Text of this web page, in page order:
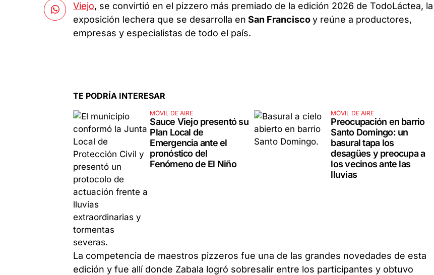
Viejo, se convirtió en el pizzero más premiado de la edición 2026 de TodoLáctea, la
exposición lechera que se desarrolla en San Franciscoy reúne a productores,
empresas y especialistas de todo el país.
TE PODRÍA INTERESAR
MÓVIL DE AIRE
Sauce Viejo presentó su
Plan Local de
Emergencia ante el
pronóstico del
Fenómeno de El Niño
MÓVIL DE AIRE
Preocupación en barrio
Santo Domingo: un
basural tapa los
desagües y preocupa a
los vecinos ante las
lluvias
La competencia de maestros pizzeros fue una de las grandes novedades de esta
edición y fue allí donde Zabala logró sobresalir entre los participantes y obtuvo